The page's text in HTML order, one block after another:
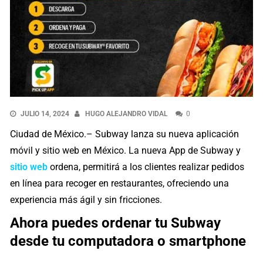
JULIO 14, 2024 HUGO ALEJANDRO VIDAL 0
Ciudad de México.– Subway lanza su nueva aplicación
móvil y sitio web en México. La nueva App de Subway y
sitio web ordena, permitirá a los clientes realizar pedidos
en línea para recoger en restaurantes, ofreciendo una
experiencia más ágil y sin fricciones.
Ahora puedes ordenar tu Subway
desde tu computadora o smartphone